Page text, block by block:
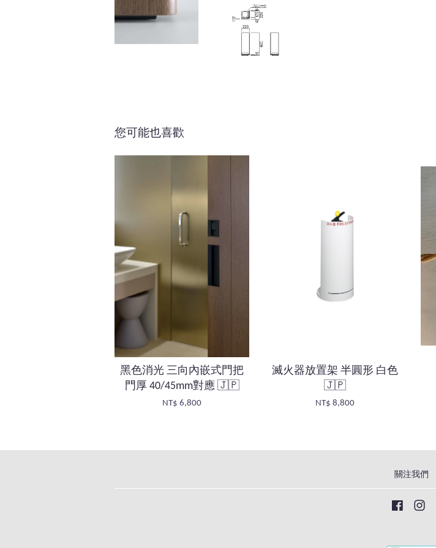
您可能也喜歡
黑色消光 三向內嵌式門把
門厚 40/45mm對應 🇯🇵
NT$ 6,800
滅火器放置架 半圓形 白色
🇯🇵
NT$ 8,800
關注我們
Facebook